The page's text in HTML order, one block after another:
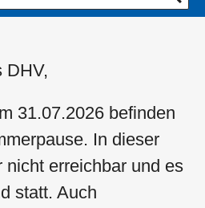
DHV,
31.07.2026 befinden
In dieser
nicht erreichbar und es
statt. Auch